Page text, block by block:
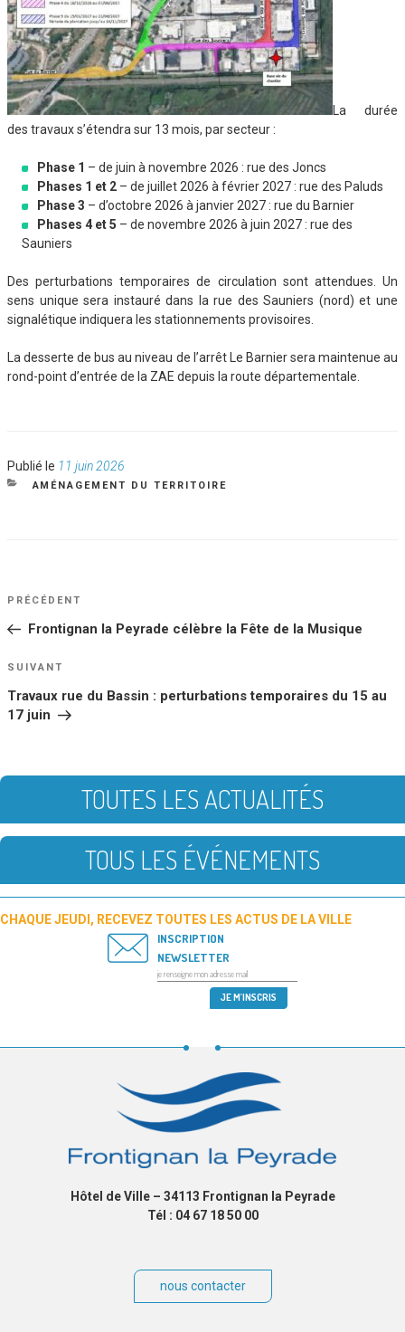
La durée
des travaux s’étendra sur 13 mois, par secteur :
Phase 1 – de juin à novembre 2026 : rue des Joncs
Phases 1 et 2 – de juillet 2026 à février 2027 : rue des Paluds
Phase 3 – d’octobre 2026 à janvier 2027 : rue du Barnier
Phases 4 et 5 – de novembre 2026 à juin 2027 : rue des
Sauniers
Des perturbations temporaires de circulation sont attendues. Un
sens unique sera instauré dans la rue des Sauniers (nord) et une
signalétique indiquera les stationnements provisoires.
La desserte de bus au niveau de l’arrêt Le Barnier sera maintenue au
rond-point d’entrée de la ZAE depuis la route départementale.
Publié le Publié
le
11 juin 2026
CATÉGORIES
AMÉNAGEMENT DU TERRITOIRE
NAVIGATION
DE
Article
PRÉCÉDENT
Frontignan la Peyrade célèbre la Fête de la Musique
Article
SUIVANT
Travaux rue du Bassin : perturbations temporaires du 15 au
17 juin
TOUTES LES ACTUALITÉS
TOUS LES ÉVÉNEMENTS
CHAQUE JEUDI, RECEVEZ TOUTES LES ACTUS DE LA VILLE
INSCRIPTION
NEWSLETTER
Hôtel de Ville – 34113 Frontignan la Peyrade
Tél : 04 67 18 50 00
nous contacter